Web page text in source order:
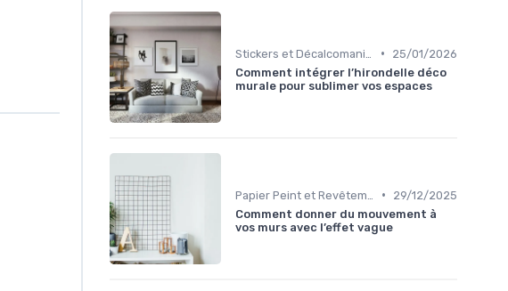
•
25/01/2026
Comment intégrer l’hirondelle déco
murale pour sublimer vos espaces
•
29/12/2025
Comment donner du mouvement à
vos murs avec l’effet vague